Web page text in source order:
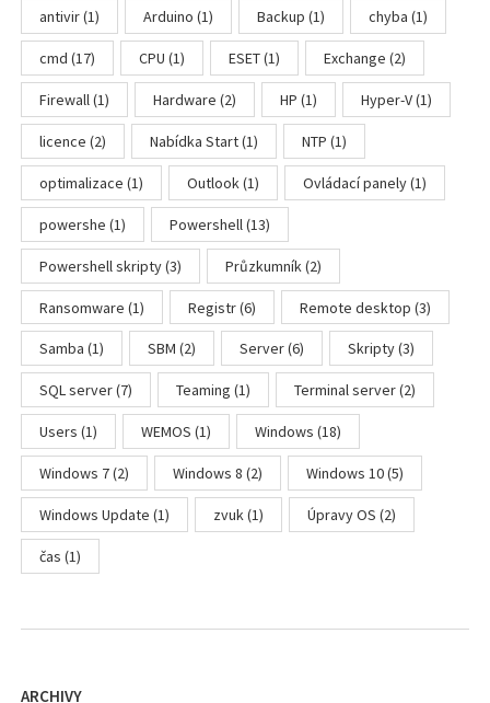
antivir(1) Arduino (1) Backup (1) chyba (1)
cmd (17) CPU (1) ESET(1) Exchange (2)
Firewall(1) Hardware (2) HP (1) Hyper-V(1)
licence (2) Nabídka Start(1) NTP (1)
optimalizace (1) Outlook(1) Ovládací panely(1)
powershe (1) Powershell (13)
Powershell skripty(3) Průzkumník (2)
Ransomware (1) Registr(6) Remote desktop (3)
Samba (1) SBM (2) Server(6) Skripty(3)
SQL server(7) Teaming (1) Terminal server(2)
Users (1) WEMOS (1) Windows (18)
Windows 7(2) Windows 8 (2) Windows 10(5)
Windows Update (1) zvuk(1) Úpravy OS (2)
čas (1)
ARCHIVY